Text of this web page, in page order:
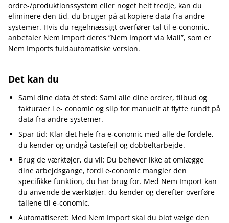
ordre-/produktionssystem eller noget helt tredje, kan du
eliminere den tid, du bruger på at kopiere data fra andre
systemer. Hvis du regelmæssigt overfører tal til e‑conomic,
anbefaler Nem Import deres ”Nem Import via Mail”, som er
Nem Imports fuldautomatiske version.
Det kan du
Saml dine data ét sted: Saml alle dine ordrer, tilbud og
fakturaer i e- conomic og slip for manuelt at flytte rundt på
data fra andre systemer.
Spar tid: Klar det hele fra e‑conomic med alle de fordele,
du kender og undgå tastefejl og dobbeltarbejde.
Brug de værktøjer, du vil: Du behøver ikke at omlægge
dine arbejdsgange, fordi e‑conomic mangler den
specifikke funktion, du har brug for. Med Nem Import kan
du anvende de værktøjer, du kender og derefter overføre
tallene til e‑conomic.
Automatiseret: Med Nem Import skal du blot vælge den